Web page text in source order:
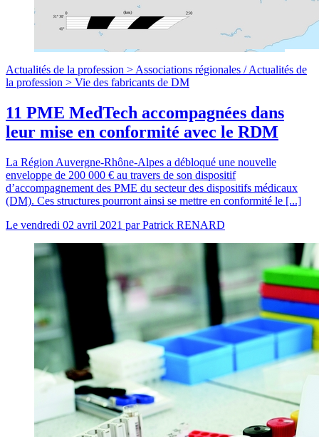
Actualités de la profession > Associations régionales /Actualités de
la profession > Vie des fabricants de DM
11 PME MedTech accompagnées dans
leur mise en conformité avec le RDM
La Région Auvergne-Rhône-Alpes a débloqué une nouvelle
enveloppe de 200 000 € au travers de son dispositif
d’accompagnement des PME du secteur des dispositifs médicaux
(DM). Ces structures pourront ainsi se mettre en conformité le [...]
Le vendredi 02 avril 2021 parPatrick RENARD